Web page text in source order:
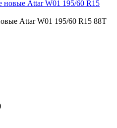
Attar W01 195/60 R15 88T